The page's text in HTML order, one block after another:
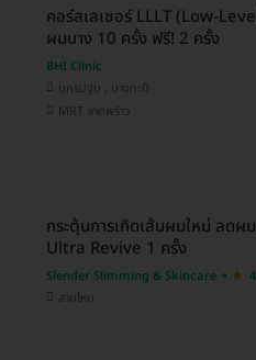
คอร์สเลเซอร์ LLLT (Low-
ผมบาง 10 ครั้ง ฟรี! 2 ครั้ง
BHI Clinic
นครปฐม , บางกะปิ
MRT ลาดพร้าว
กระตุ้นการเกิดเส้นผมใหม่ ลดผ
Ultra Revive 1 ครั้ง
Slender Slimming & Skincare
สายไหม